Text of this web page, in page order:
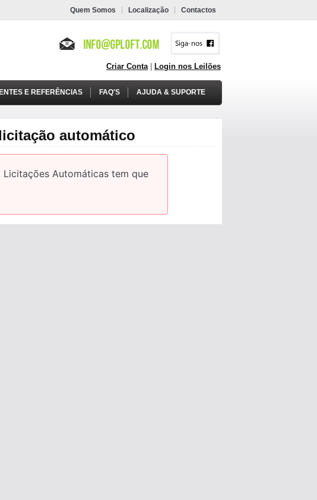
Quem Somos Localização Contactos
Criar Conta| Login nos Leilões
E REFERÊNCIAS FAQ'S AJUDA & SUPORTE
automático
Licitações Automáticas tem que